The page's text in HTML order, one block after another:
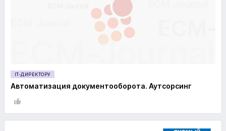
IT-ДИРЕКТОРУ
Автоматизация документооборота. Аутсорсинг